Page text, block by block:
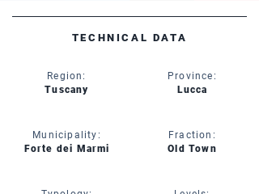
TECHNICAL DATA
Region:
Tuscany
Municipality:
Forte dei Marmi
Province:
Lucca
Fraction:
Old Town